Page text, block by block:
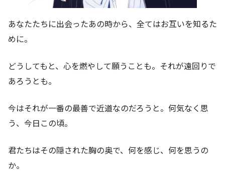
あなたたちに出会ったあの時から、全てはお互いを知るた
めに。
どうしてもと、心を燃やして願うことも。それが遠回りで
あろうとも。
今はそれが一番の最善で近道なのだろうと。何気なく思
う、今日この頃。
君たちはその隠された胸の奥で、何を感じ、何を思うの
か。